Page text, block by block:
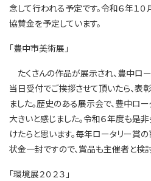
念して行われる予定です。令和６年１
協賛金を予定しています。
「豊中市美術展」
たくさんの作品が展示され、豊中ロ
当日受付でご挨拶させて頂いたら、表
ました。歴史のある展示会で、豊中ロ
大きいと感じました。令和６年度も是
けたらと思います。毎年ロータリー賞
状金一封ですので、賞品も主催者と検
「環境展２０２３」